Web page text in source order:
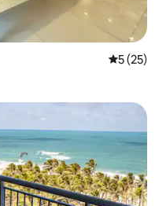
平均评分
5 (25)